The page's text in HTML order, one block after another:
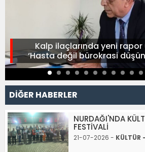
Kalp ilaçlarında yeni rapor
‘Hasta değil bürokrasi
DİĞER HABERLER
NURDAĞI'NDA
FESTİVALİ
21-07-2026 - KÜLTÜR